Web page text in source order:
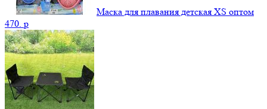
Маска для плавания детская XS оптом
470. p